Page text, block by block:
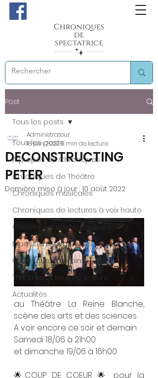
Post
Tous les posts
A propos de Chroniques
Chroniques de Théâtre
Chroniques musicales
Chroniques de lectures à voix haute
Chroniques chorégraphiques
Expositions et musées
Chroniques littéraires
Théâtres et lieux de culture
Actualités
Tous les posts
DECONSTRUCTING
PETER
Administrateur
18 juin 20226 min de lecture
Dernière mise à jour : 10 août 2022
au Théâtre La Reine Blanche,
scène des arts et des sciences
A voir encore ce soir et demain
Samedi 18/06 à 21h00
et dimanche 19/06 à 16h00
🌟COUP DE COEUR 🌟 pour la